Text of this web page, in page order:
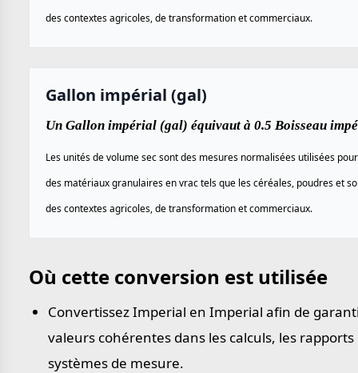
des contextes agricoles, de transformation et commerciaux.
Gallon impérial (gal)
Un Gallon impérial (gal) équivaut à 0.5 Boisseau
Les unités de volume sec sont des mesures normalisées utilisées
des matériaux granulaires en vrac tels que les céréales, poudres et
des contextes agricoles, de transformation et commerciaux.
Où cette conversion est utilisée
Convertissez Imperial en Imperial afin de
valeurs cohérentes dans les calculs, les rapports
systèmes de mesure.